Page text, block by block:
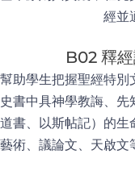
經並
B02 釋
幫助學生把握聖經特別
史書中具神學教誨、
道書、以斯帖記）的生
藝術、議論文、天啟文